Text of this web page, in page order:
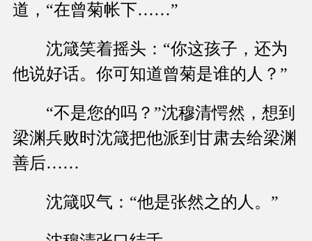
道，“在曾菊帐下……”
沈箴笑着摇头：“你这孩子，还为
他说好话。你可知道曾菊是谁的人？”
“不是您的吗？”沈穆清愕然，想到
梁渊兵败时沈箴把他派到甘肃去给梁渊
善后……
沈箴叹气：“他是张然之的人。”